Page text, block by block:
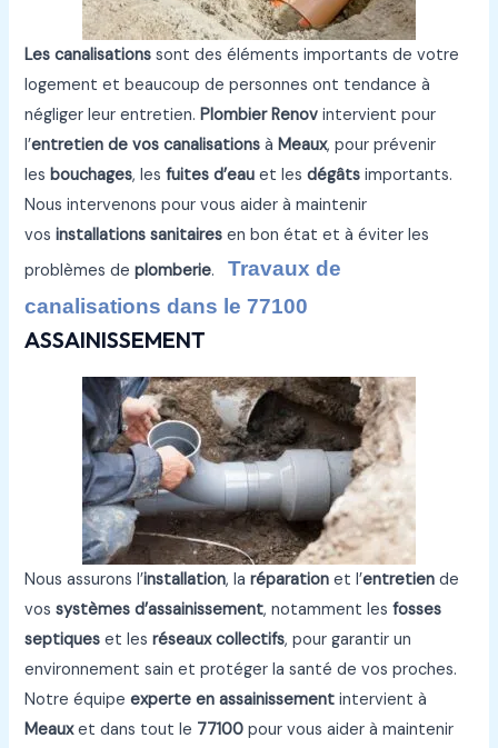
Les canalisations sont des éléments importants de votre
logement et beaucoup de personnes ont tendance à
négliger leur entretien.Plombier Renov intervient pour
l’entretien de vos canalisations àMeaux, pour prévenir
lesbouchages, lesfuites d’eau et lesdégâts importants.
Nous intervenons pour vous aider à maintenir
vosinstallations sanitaires en bon état et à éviter les
problèmes deplomberie. Travaux de
canalisations dans le 77100
ASSAINISSEMENT
Nous assurons l’installation, laréparation et l’entretien de
vossystèmes d’assainissement, notamment lesfosses
septiques et lesréseaux collectifs, pour garantir un
environnement sain et protéger la santé de vos proches.
Notre équipeexperte en assainissement intervient à
Meauxet dans tout le 77100 pour vous aider à maintenir